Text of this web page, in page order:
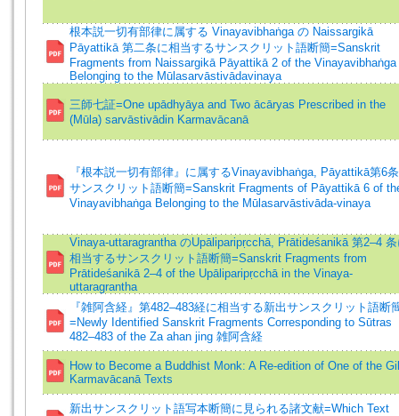
根本説⼀切有部律に属する Vinayavibhaṅga の Naissargikā
Pāyattikā 第⼆条に相当するサンスクリット語断簡=Sanskrit
Fragments from Naissargikā Pāyattikā 2 of the Vinayavibhaṅga
Belonging to the Mūlasarvāstivādavinaya
三師七証=One upādhyāya and Two ācāryas Prescribed in the
(Mūla) sarvāstivādin Karmavācanā
『根本説一切有部律』に属するVinayavibhaṅga, Pāyattikā第6
サンスクリット語断簡=Sanskrit Fragments of Pāyattikā 6 of
Vinayavibhaṅga Belonging to the Mūlasarvāstivāda-vinaya
Vinaya-uttaragrantha のUpāliparipṛcchā, Prātideśanikā 第2–4
相当するサンスクリット語断簡=Sanskrit Fragments from
Prātideśanikā 2–4 of the Upāliparipṛcchā in the Vinaya-
uttaragrantha
『雑阿含経』第482–483経に相当する新出サンスクリット語断
=Newly Identified Sanskrit Fragments Corresponding to Sūtras
482–483 of the Za ahan jing 雑阿含経
How to Become a Buddhist Monk: A Re-edition of One of the
Karmavācanā Texts
新出サンスクリット語写本断簡に見られる諸文献=Which Text